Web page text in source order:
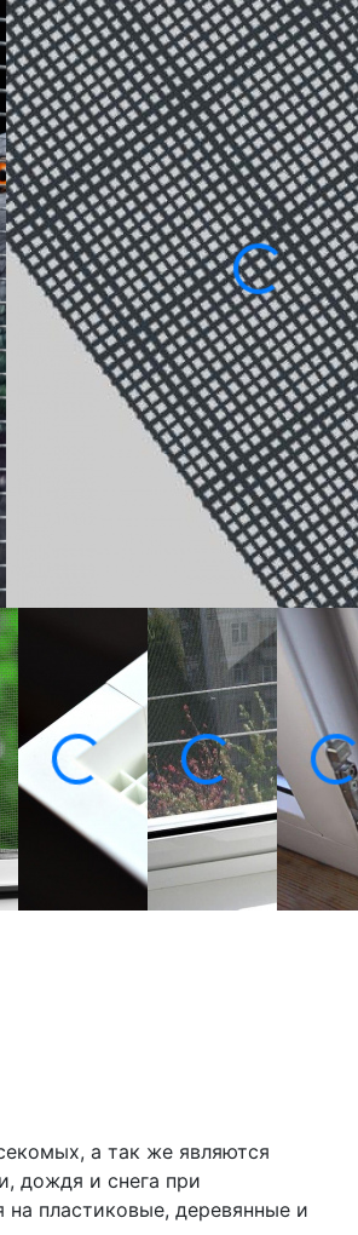
МОСКИТНЫЕ СЕТКИ
Заказать москитную
помещении: она
естественное
пересечений,
большим нагрузкам, а
Изготовим по
От
2 года гарантии
Собственное
Замер, доставка
бесплатно!
а так же являются
дождя и снега при
пластиковые, деревянные и